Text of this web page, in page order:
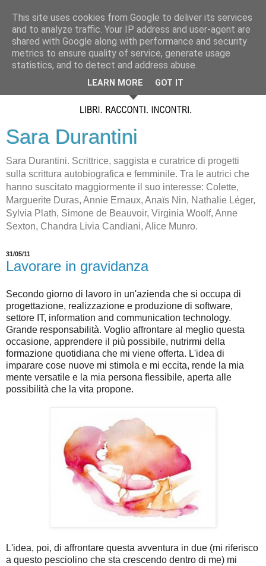
Sara Durantini
Sara Durantini. Scrittrice, saggista e curatrice di progetti
sulla scrittura autobiografica e femminile. Tra le autrici che
hanno suscitato maggiormente il suo interesse: Colette,
Marguerite Duras, Annie Ernaux, Anaïs Nin, Nathalie Léger,
Sylvia Plath, Simone de Beauvoir, Virginia Woolf, Anne
Sexton, Chandra Livia Candiani, Alice Munro.
31/05/11
Lavorare in gravidanza
Secondo giorno di lavoro in un'azienda che si occupa di
progettazione, realizzazione e produzione di software,
settore IT, information and communication technology.
Grande responsabilità. Voglio affrontare al meglio questa
occasione, apprendere il più possibile, nutrirmi della
formazione quotidiana che mi viene offerta. L'idea di
imparare cose nuove mi stimola e mi eccita, rende la mia
mente versatile e la mia persona flessibile, aperta alle
possibilità che la vita propone.
L'idea, poi, di affrontare questa avventura in due (mi riferisco
a questo pesciolino che sta crescendo dentro di me) mi
This site uses cookies from Google to deliver its services
and to analyze traffic. Your IP address and user-agent are
shared with Google along with performance and security
metrics to ensure quality of service, generate usage
statistics, and to detect and address abuse.
LEARN MORE GOT IT